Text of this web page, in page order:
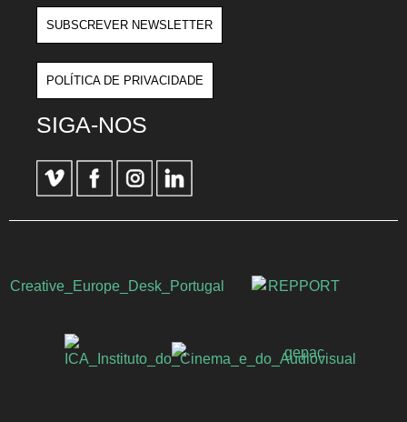
SUBSCREVER NEWSLETTER
POLÍTICA DE PRIVACIDADE
SIGA-NOS